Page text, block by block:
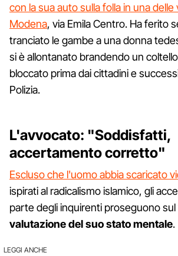
con la sua auto sulla folla in una delle
Modena, via Emila Centro. Ha ferito
tranciato le gambe a una donna
si è allontanato brandendo un
bloccato prima dai cittadini e
Polizia.
L'avvocato: "Soddisfatti,
accertamento corretto"
Escluso che l'uomo abbia scaricato
ispirati al radicalismo islamico, gli
parte degli inquirenti proseguono
valutazione del suo stato mentale.
LEGGI ANCHE